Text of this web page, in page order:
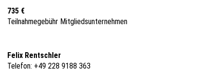
735 €
Teilnahmegebühr Mitgliedsunternehmen
Felix Rentschler
Telefon: +49 228 9188 363